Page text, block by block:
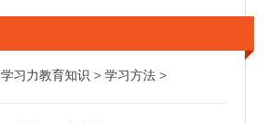
学习力教育知识 > 学习方法 >